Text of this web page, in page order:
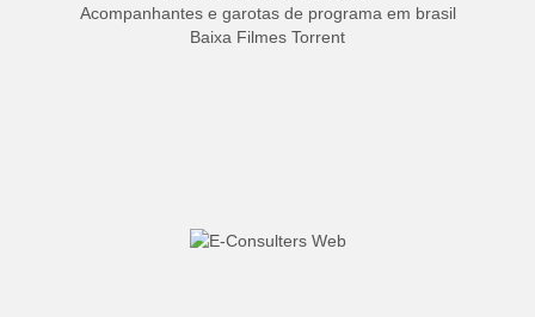
Acompanhantes e garotas de programa em brasil
Baixa Filmes Torrent